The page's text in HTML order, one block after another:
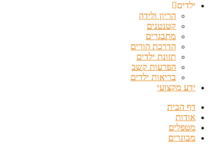
ילדים
הריון ולידה
קטנטנים
מתבגרים
הדרכת הורים
תזונת ילדים
הפרעות קשב
בריאות ילדים
ידע מקצועי
דף הבית
אודות
מטפלים
מבוגרים